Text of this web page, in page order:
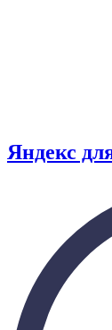
Яндекс